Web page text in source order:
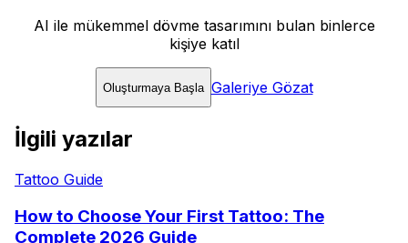
AI ile mükemmel dövme tasarımını bulan binlerce
kişiye katıl
Oluşturmaya Başla Galeriye Gözat
İlgili yazılar
Tattoo Guide
How to Choose Your First Tattoo: The
Complete 2026 Guide